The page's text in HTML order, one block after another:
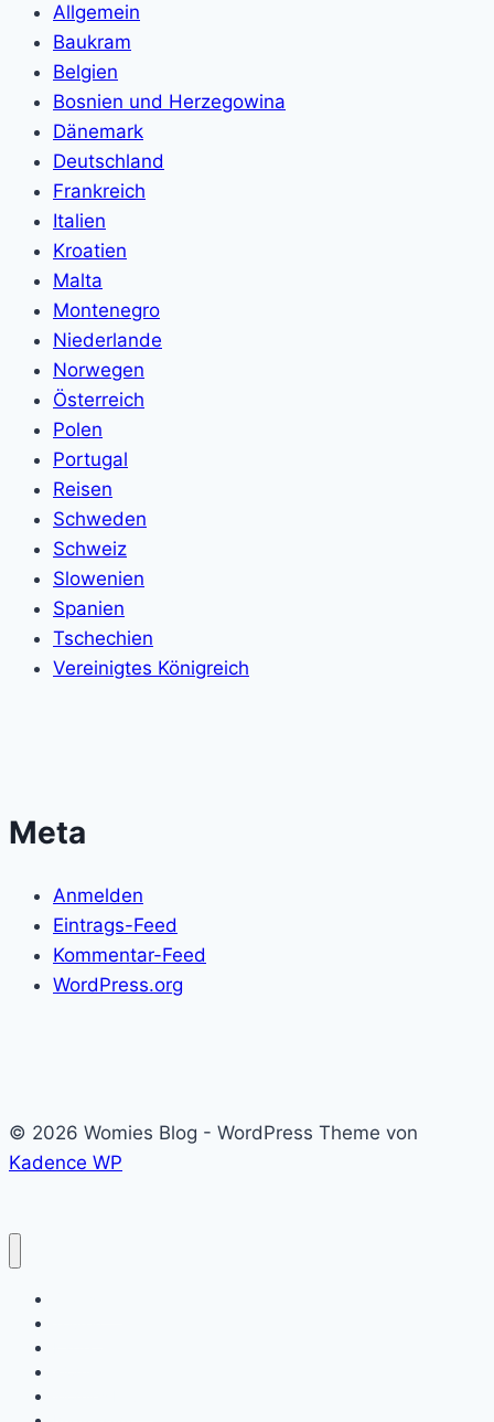
Allgemein
Baukram
Belgien
Bosnien und Herzegowina
Dänemark
Deutschland
Frankreich
Italien
Kroatien
Malta
Montenegro
Niederlande
Norwegen
Österreich
Polen
Portugal
Reisen
Schweden
Schweiz
Slowenien
Spanien
Tschechien
Vereinigtes Königreich
Meta
Anmelden
Eintrags-Feed
Kommentar-Feed
WordPress.org
© 2026 Womies Blog - WordPress Theme von
Kadence WP